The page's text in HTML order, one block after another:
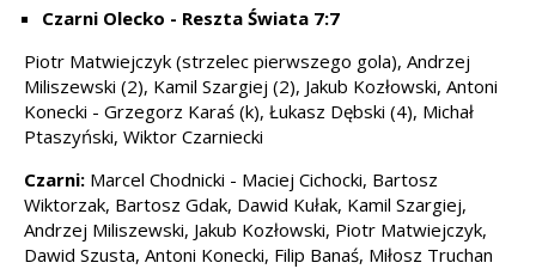
Czarni Olecko - Reszta Świata 7:7
Piotr Matwiejczyk (strzelec pierwszego gola), Andrzej
Miliszewski (2), Kamil Szargiej (2), Jakub Kozłowski, Antoni
Konecki - Grzegorz Karaś (k), Łukasz Dębski (4), Michał
Ptaszyński, Wiktor Czarniecki
Czarni: Marcel Chodnicki - Maciej Cichocki, Bartosz
Wiktorzak, Bartosz Gdak, Dawid Kułak, Kamil Szargiej,
Andrzej Miliszewski, Jakub Kozłowski, Piotr Matwiejczyk,
Dawid Szusta, Antoni Konecki, Filip Banaś, Miłosz Truchan